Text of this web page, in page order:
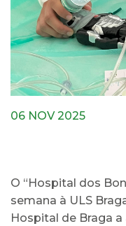
06 NOV 2025
O “Hospital dos
semana à ULS
Hospital de Braga